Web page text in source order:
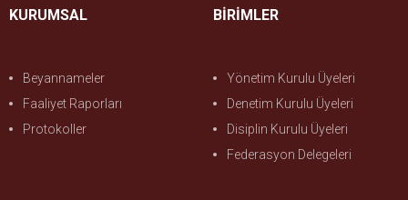
KURUMSAL
Beyannameler
Faaliyet Raporları
Protokoller
BİRİMLER
Yönetim Kurulu Üyeleri
Denetim Kurulu Üyeleri
Disiplin Kurulu Üyeleri
Federasyon Delegeleri